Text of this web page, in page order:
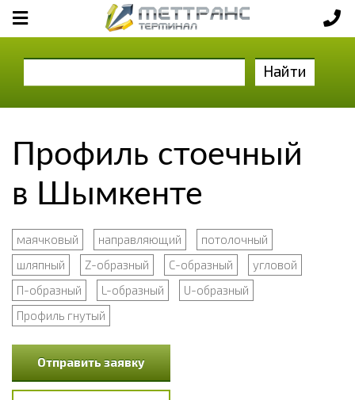
Найти
Профиль стоечный
в Шымкенте
маячковый направляющий
потолочный
шляпный
Z-образный С-образный
угловой
П-образный
L-образный
U-образный
Профиль гнутый
Отправить заявку